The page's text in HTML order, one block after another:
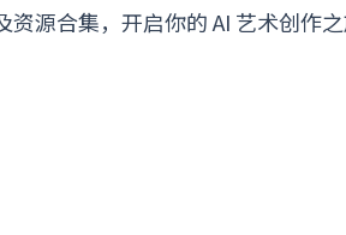
源合集，开启你的 AI 艺术创作之